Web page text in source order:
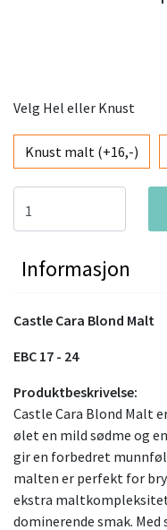
Velg Hel eller Knust
Knust malt (+16,-)
Informasjon
Castle Cara Blond Malt
EBC 17 - 24
Produktbeskrivelse:
Castle Cara Blond Malt
ølet en mild sødme og
gir en forbedret
malten er perfekt for
ekstra
dominerende smak.